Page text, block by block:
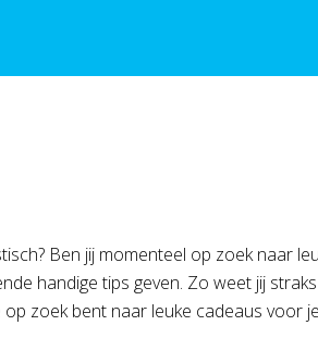
Ben jij momenteel op zoek naar
handige tips geven. Zo weet jij
zoek bent naar leuke cadeaus voor